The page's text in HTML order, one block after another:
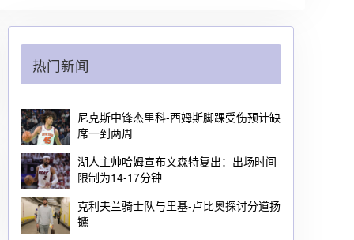
热门新闻
尼克斯中锋杰里科-西姆斯脚踝受伤预计缺
席一到两周
湖人主帅哈姆宣布文森特复出：出场时间
限制为14-17分钟
克利夫兰骑士队与里基-卢比奥探讨分道扬
镳